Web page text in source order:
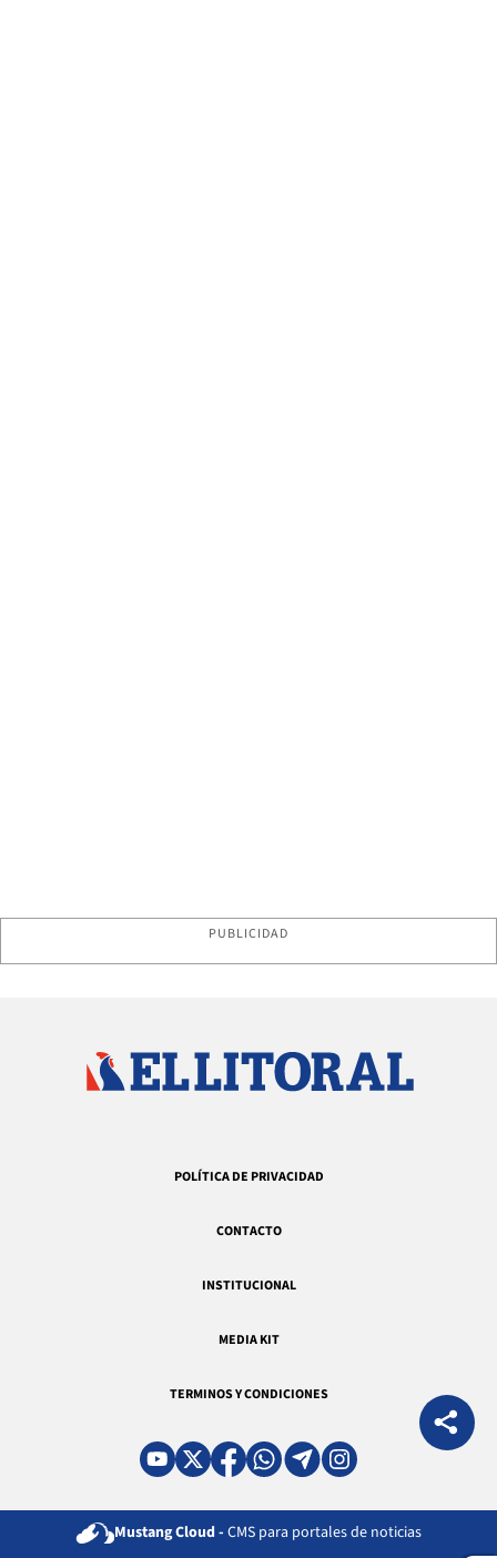
PUBLICIDAD
POLÍTICA DE PRIVACIDAD
CONTACTO
INSTITUCIONAL
MEDIA KIT
TERMINOS Y CONDICIONES
Mustang Cloud - CMS para portales de noticias